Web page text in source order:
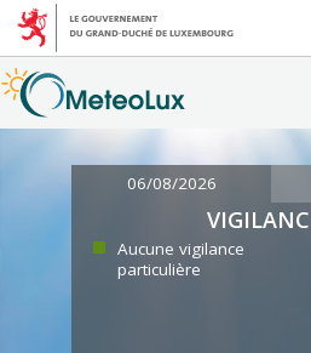
06/08/2026
Aucune vigilance
particulière